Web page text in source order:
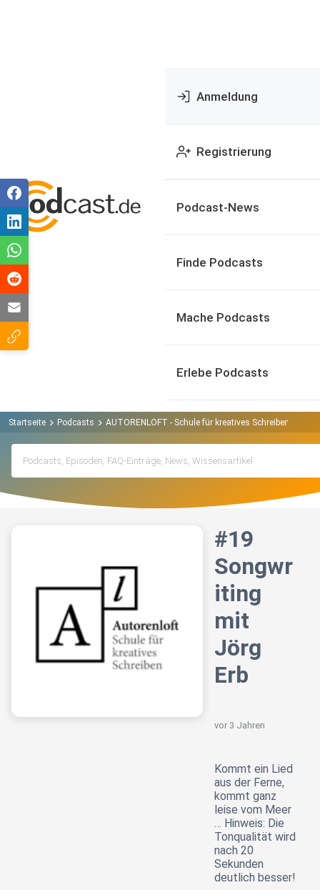
Anmeldung
Registrierung
Podcast-News
Finde Podcasts
Mache Podcasts
Erlebe Podcasts
Startseite Podcasts AUTORENLOFT - Schule für kreatives Schreiben
#19
Songwr
iting
mit
Jörg
Erb
vor 3 Jahren
Kommt ein Lied
aus der Ferne,
kommt ganz
leise vom Meer
… Hinweis: Die
Tonqualität wird
nach 20
Sekunden
deutlich besser!